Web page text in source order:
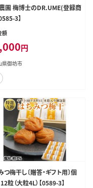
園 梅博士のDR.UME(登録商
3】
額
円
県御坊市
つ梅干し〔贈答・ギフト用〕個
粒（大粒4L）【0589-3】